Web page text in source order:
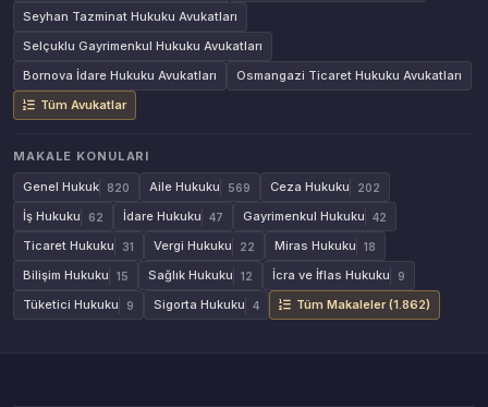
Seyhan Tazminat Hukuku Avukatları
Selçuklu Gayrimenkul Hukuku Avukatları
Bornova İdare Hukuku Avukatları
Osmangazi Ticaret Hukuku Avukatları
Tüm Avukatlar
MAKALE KONULARI
Genel Hukuk
820 Aile Hukuku 569 Ceza Hukuku 202
İş Hukuku 62 İdare Hukuku 47 Gayrimenkul Hukuku 42
Ticaret Hukuku 31 Vergi Hukuku 22 Miras Hukuku 18
Bilişim Hukuku 15 Sağlık Hukuku 12 İcra ve İflas Hukuku 9
Tüketici Hukuku 9 Sigorta Hukuku 4 Tüm Makaleler (1.862)